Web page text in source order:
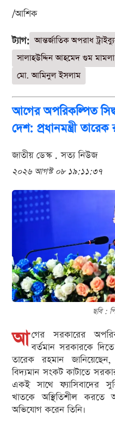
/আশিক
ট্যাগ: আন্তর্জাতিক অপরাধ
সালাহউদ্দিন আহমেদ গুম মামলা
মো. আমিনুল ইসলাম
আগের অপরিকল্পিত
দেশ: প্রধানমন্ত্রী
জাতীয় ডেস্ক . সত্য নিউজ
২০২৬ আগস্ট ০৮ ১৯:১১:৩৭
ছবি :
আ গের সরকারের
বর্তমান সরকারকে দিতে
তারেক রহমান
বিদ্যমান সংকট কাটাতে সরকার
একই সাথে ফ্যাসিবাদের
খাতকে অস্থিতিশীল করতে
অভিযোগ করেন তিনি।